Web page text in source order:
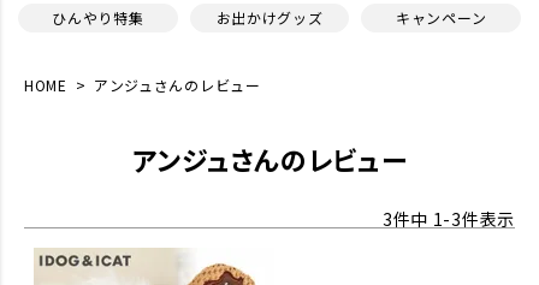
ひんやり特集
お出かけグッズ キャンペーン
HOME アンジュさんのレビュー
アンジュさんのレビュー
3件中 1-3件表示